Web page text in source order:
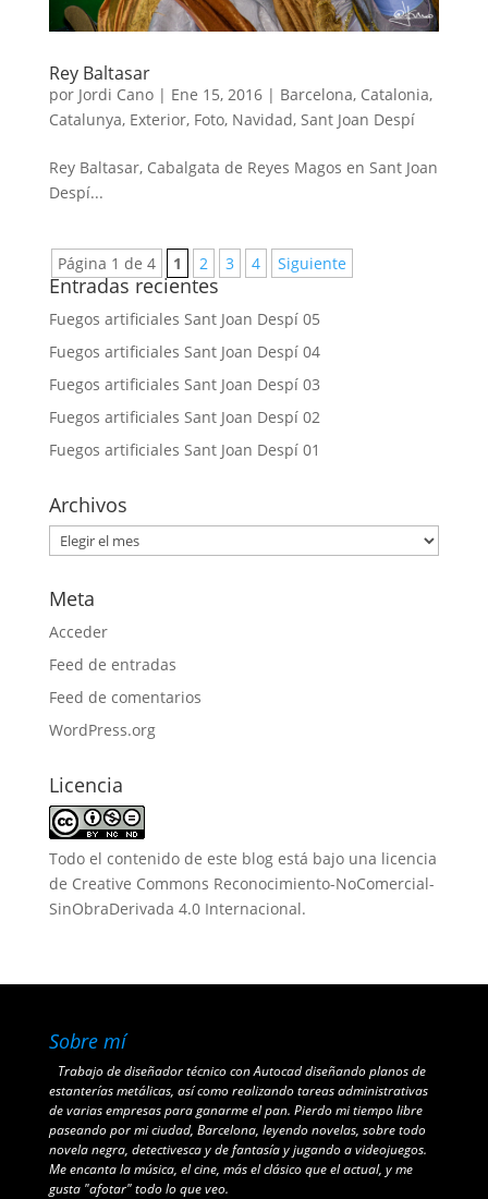
Rey Baltasar
por Jordi Cano| Ene 15, 2016| Barcelona, Catalonia,
Catalunya, Exterior, Foto, Navidad, Sant Joan Despí
Rey Baltasar, Cabalgata de Reyes Magos en Sant Joan
Despí...
Página 1 de 4 1 2 3 4 Siguiente
Entradas recientes
Fuegos artificiales Sant Joan Despí 05
Fuegos artificiales Sant Joan Despí 04
Fuegos artificiales Sant Joan Despí 03
Fuegos artificiales Sant Joan Despí 02
Fuegos artificiales Sant Joan Despí 01
Archivos
Archivos
Meta
Acceder
Feed de entradas
Feed de comentarios
WordPress.org
Licencia
Todo el contenido de este blog está bajo una licencia
de Creative Commons Reconocimiento-NoComercial-
SinObraDerivada 4.0 Internacional.
Sobre mí
Trabajo de diseñador técnico con Autocad diseñando planos de
estanterías metálicas, así como realizando tareas administrativas
de varias empresas para ganarme el pan. Pierdo mi tiempo libre
paseando por mi ciudad, Barcelona, leyendo novelas, sobre todo
novela negra, detectivesca y de fantasía y jugando a videojuegos.
Me encanta la música, el cine, más el clásico que el actual, y me
gusta "afotar" todo lo que veo.